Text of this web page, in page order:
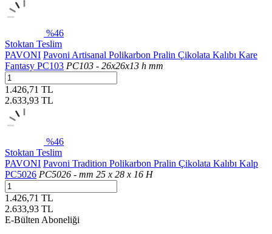
%46
Stoktan Teslim
PAVONI Pavoni Artisanal Polikarbon Pralin Çikolata Kalıbı Kare
Fantasy PC103 PC103 - 26x26x13 h mm
1.426,71 TL
2.633,93 TL
%46
Stoktan Teslim
PAVONI Pavoni Tradition Polikarbon Pralin Çikolata Kalıbı Kalp
PC5026 PC5026 - mm 25 x 28 x 16 H
1.426,71 TL
2.633,93 TL
E-Bülten Aboneliği